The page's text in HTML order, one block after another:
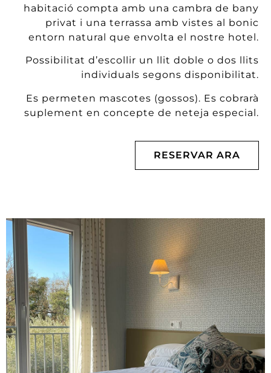
habitació compta amb una cambra de bany
privat i una terrassa amb vistes al bonic
entorn natural que envolta el nostre hotel.
Possibilitat d’escollir un llit doble o dos llits
individuals segons disponibilitat.
Es permeten mascotes (gossos). Es cobrarà
suplement en concepte de neteja especial.
RESERVAR ARA